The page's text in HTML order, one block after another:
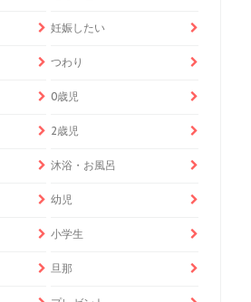
妊娠したい
つわり
0歳児
2歳児
沐浴・お風呂
幼児
小学生
旦那